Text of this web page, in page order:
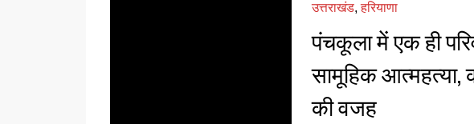
उत्तराखंड,हरियाणा
पंचकूला में एक ही
सामूहिक आत्महत्या,
की वजह